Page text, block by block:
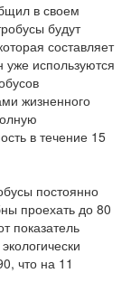
в своем
будут
составляет
используются
жизненного
в течение 15
постоянно
проехать до 80
показатель
что на 11